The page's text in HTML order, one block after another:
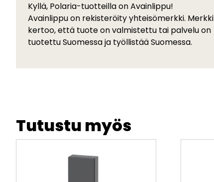
Kyllä, Polaria-tuotteilla on Avainlippu!
Avainlippu on rekisteröity yhteisömerkki. Merkki
kertoo, että tuote on valmistettu tai palvelu on
tuotettu Suomessa ja työllistää Suomessa.
Tutustu myös